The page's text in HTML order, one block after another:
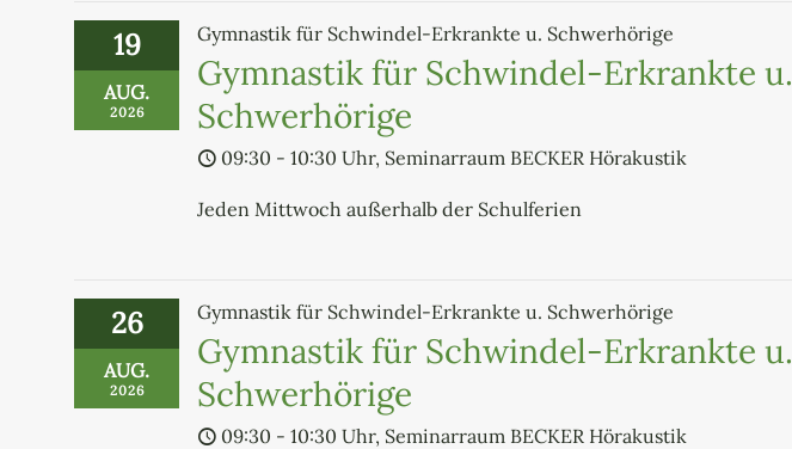
19
AUG.
2026
Gymnastik für Schwindel-Erkrankte u. Schwerhörige
Gymnastik für Schwindel-Erkrankte u.
Schwerhörige
09:30 - 10:30 Uhr, Seminarraum BECKER Hörakustik
Jeden Mittwoch außerhalb der Schulferien
26
AUG.
2026
Gymnastik für Schwindel-Erkrankte u. Schwerhörige
Gymnastik für Schwindel-Erkrankte u.
Schwerhörige
09:30 - 10:30 Uhr, Seminarraum BECKER Hörakustik